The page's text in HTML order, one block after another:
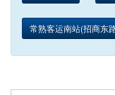
常熟客运南站(招商东